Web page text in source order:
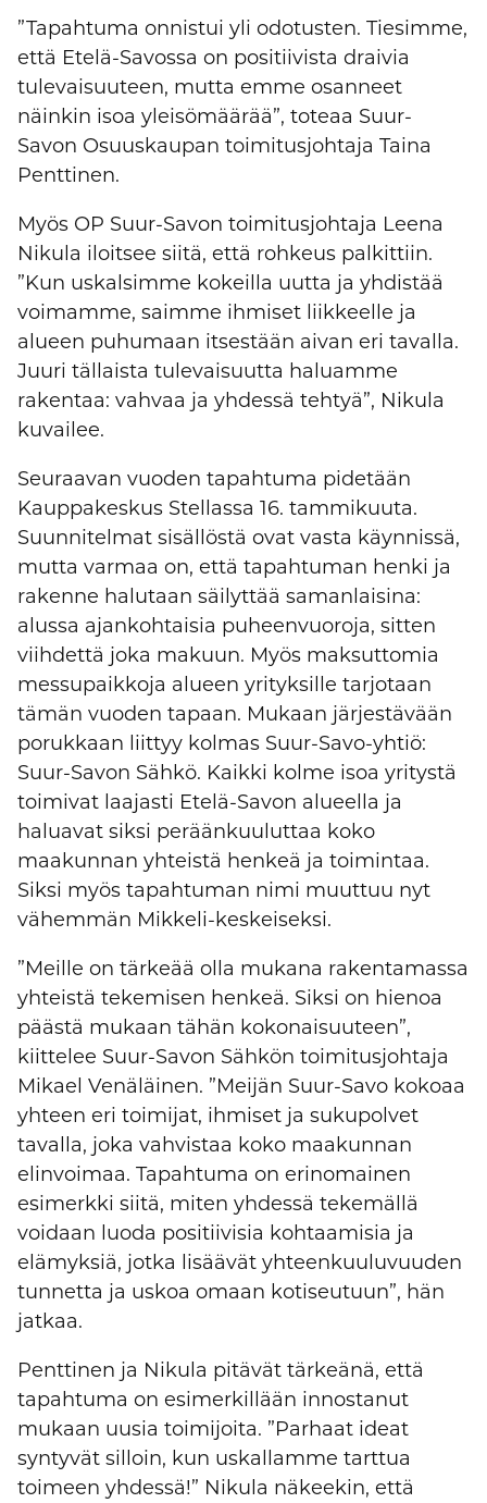
”Tapahtuma onnistui yli odotusten. Tiesimme,
että Etelä-Savossa on positiivista draivia
tulevaisuuteen, mutta emme osanneet
näinkin isoa yleisömäärää”, toteaa Suur-
Savon Osuuskaupan toimitusjohtaja Taina
Penttinen.
Myös OP Suur-Savon toimitusjohtaja Leena
Nikula iloitsee siitä, että rohkeus palkittiin.
”Kun uskalsimme kokeilla uutta ja yhdistää
voimamme, saimme ihmiset liikkeelle ja
alueen puhumaan itsestään aivan eri tavalla.
Juuri tällaista tulevaisuutta haluamme
rakentaa: vahvaa ja yhdessä tehtyä”, Nikula
kuvailee.­
Seuraavan vuoden tapahtuma pidetään
Kauppakeskus Stellassa 16. tammikuuta.
Suunnitelmat sisällöstä ovat vasta käynnissä,
mutta varmaa on, että tapahtuman henki ja
rakenne halutaan säilyttää samanlaisina:
alussa ajankohtaisia puheenvuoroja, sitten
viihdettä joka makuun. Myös maksuttomia
messupaikkoja alueen yrityksille tarjotaan
tämän vuoden tapaan. Mukaan järjestävään
porukkaan liittyy kolmas Suur-Savo-yhtiö:
Suur-Savon Sähkö. Kaikki kolme isoa yritystä
toimivat laajasti Etelä-Savon alueella ja
haluavat siksi peräänkuuluttaa koko
maakunnan yhteistä henkeä ja toimintaa.
Siksi myös tapahtuman nimi muuttuu nyt
vähemmän Mikkeli-keskeiseksi.
”Meille on tärkeää olla mukana rakentamassa
yhteistä tekemisen henkeä. Siksi on hienoa
päästä mukaan tähän kokonaisuuteen”,
kiittelee Suur-Savon Sähkön toimitusjohtaja
Mikael Venäläinen. ”Meijän Suur-Savo kokoaa
yhteen eri toimijat, ihmiset ja sukupolvet
tavalla, joka vahvistaa koko maakunnan
elinvoimaa. Tapahtuma on erinomainen
esimerkki siitä, miten yhdessä tekemällä
voidaan luoda positiivisia kohtaamisia ja
elämyksiä, jotka lisäävät yhteenkuuluvuuden
tunnetta ja uskoa omaan kotiseutuun”, hän
jatkaa.
Penttinen ja Nikula pitävät tärkeänä, että
tapahtuma on esimerkillään innostanut
mukaan uusia toimijoita. ”Parhaat ideat
syntyvät silloin, kun uskallamme tarttua
toimeen yhdessä!” Nikula näkeekin, että